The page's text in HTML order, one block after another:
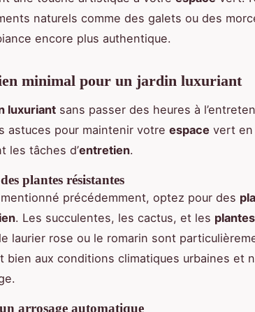
naturels comme des galets ou des
encore plus authentique.
minimal pour un jardin luxuriant
luxuriant sans passer des heures à
astuces pour maintenir votre espace vert en
les tâches d’entretien.
plantes résistantes
précédemment, optez pour des
. Les succulentes, les cactus, et les plantes
laurier rose ou le romarin sont
bien aux conditions climatiques urbaines et
arrosage automatique